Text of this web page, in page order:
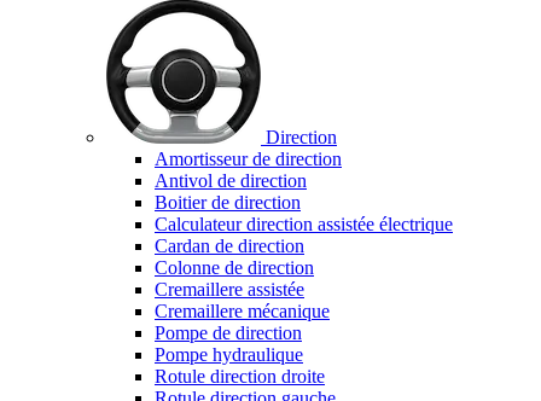
Direction
Amortisseur de direction
Antivol de direction
Boitier de direction
Calculateur direction assistée électrique
Cardan de direction
Colonne de direction
Cremaillere assistée
Cremaillere mécanique
Pompe de direction
Pompe hydraulique
Rotule direction droite